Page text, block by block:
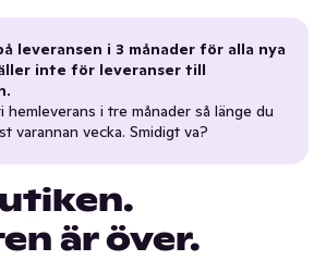
leveransen i 3 månader för alla nya
inte för leveranser till
hemleverans i tre månader så länge du
varannan vecka. Smidigt va?
är över.